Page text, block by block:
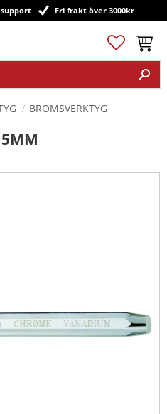
support Fri frakt över 3000kr
Favoriter
BROMSVERKTYG